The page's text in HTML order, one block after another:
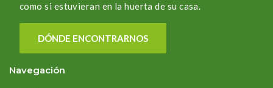
como si estuvieran en la huerta de su casa.
DÓNDE ENCONTRARNOS
Navegación